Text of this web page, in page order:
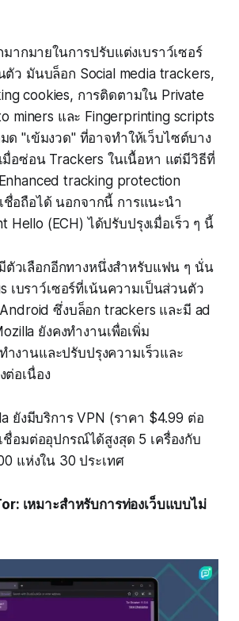
มากมายในการปรับแต่งเบราว์เซอร์
ตัว มันบล็อก Social media trackers,
cookies, การติดตามใน Private
miners และ Fingerprinting scripts
ด "เข้มงวด" ที่อาจทำให้เว็บไซต์บาง
มื่อซ่อน Trackers ในเนื้อหา แต่มีวิธีที่
tracking protection
ชื่อถือได้ นอกจากนี้ การแนะนำ
Hello (ECH) ได้ปรับปรุงเมื่อเร็ว ๆ นี้
ตัวเลือกอีกทางหนึ่งสำหรับแฟน ๆ นั่น
เบราว์เซอร์ที่เน้นความเป็นส่วนตัว
ซึ่งบล็อก trackers และมี ad
ยังคงทำงานเพื่อเพิ่ม
ำงานและปรับปรุงความเร็วและ
ต่อเนื่อง
ยังมีบริการ VPN (ราคา $4.99 ต่อ
ชื่อมต่ออุปกรณ์ได้สูงสุด 5 เครื่องกับ
แห่งใน 30 ประเทศ
เหมาะสำหรับการท่องเว็บแบบไม่